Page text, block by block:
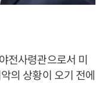
전사령관으로서 미
의 상황이 오기 전에